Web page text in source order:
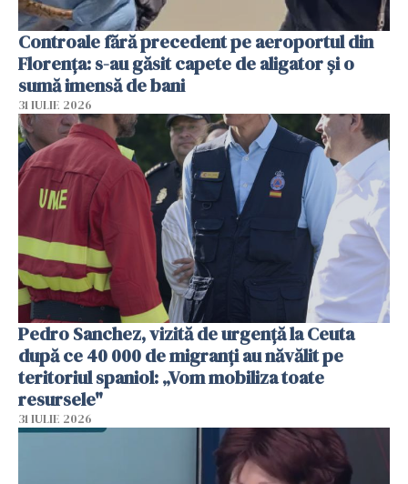
Controale fără precedent pe aeroportul din
Florența: s-au găsit capete de aligator și o
sumă imensă de bani
31 IULIE 2026
Pedro Sanchez, vizită de urgență la Ceuta
după ce 40 000 de migranți au năvălit pe
teritoriul spaniol: „Vom mobiliza toate
resursele"
31 IULIE 2026